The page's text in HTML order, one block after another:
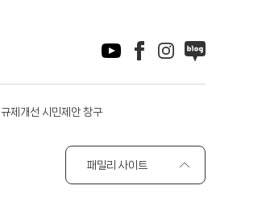
패밀리 사이트
규제개선 시민제안 창구